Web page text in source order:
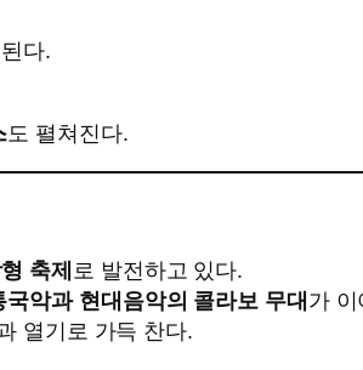
다.
도 펼쳐진다.
축제 로 발전하고 있다.
국악과 현대음악의 콜라보 무대 가
열기로 가득 찬다.